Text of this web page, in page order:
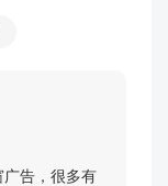
告，很多有